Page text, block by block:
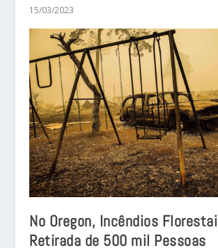
15/03/2023
No Oregon, Incêndios
Retirada de 500 mil Pessoas